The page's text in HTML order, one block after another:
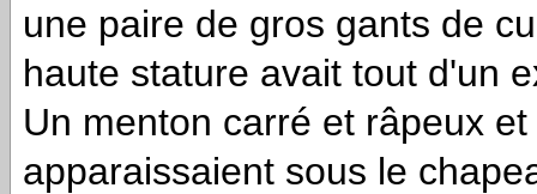
une paire de gros gants de
haute stature avait tout d'un
Un menton carré et râpeux
apparaissaient sous le